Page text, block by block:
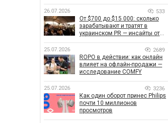
26.07.2026 533
От $700 до $15 000: сколько
зарабатывают и тратят в
украинском PR — инсайты от
25.07.2026 2689
ROPO в действии: как онлайн
влияет на офлайн-продажи —
исследование COMFY
25.07.2026 3236
Как один оборот принес Philips
почти 10 миллионов
просмотров